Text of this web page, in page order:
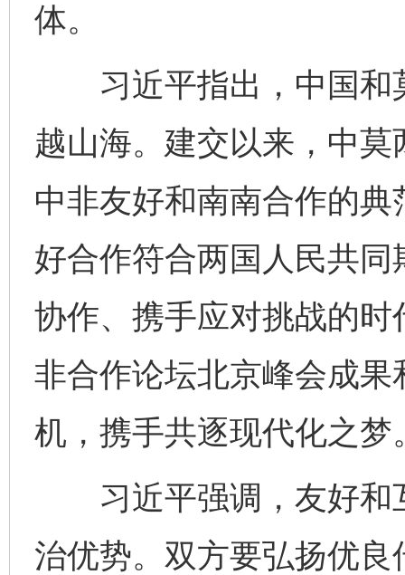
体。
习近平指出，中国和
越山海。建交以来，中
中非友好和南南合作的
好合作符合两国人民共
协作、携手应对挑战的
非合作论坛北京峰会成果
机，携手共逐现代化之梦
习近平强调，友好和
治优势。双方要弘扬优